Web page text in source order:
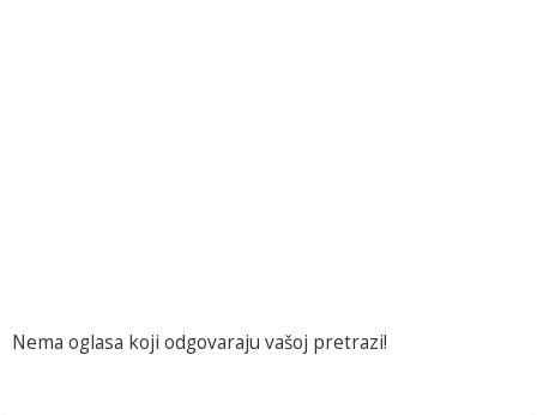
Nema oglasa koji odgovaraju vašoj pretrazi!